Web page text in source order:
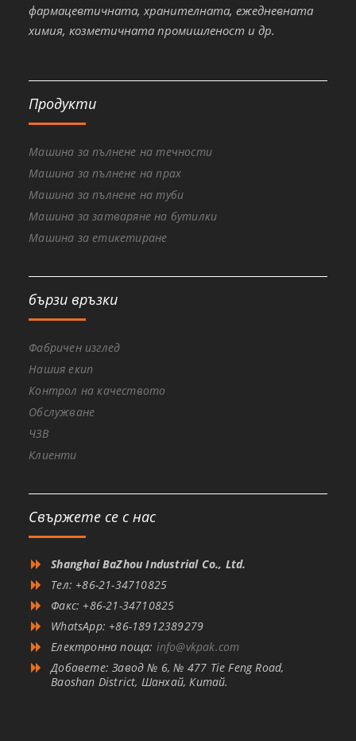
фармацевтичната, хранителната, ежедневната
химия, козметичната промишленост и др.
Продукти
Машина за пълнене на течности
Машина за пълнене на прах
Машина за пълнене на туби
Машина за затваряне на бутилки
Машина за етикетиране
бързи връзки
Фабричен изглед
Нашия екип
Контрол на качеството
Обслужване
ЧЗВ
Клиенти
Свържете се с нас
Shanghai BaZhou Industrial Co., Ltd.
Тел: +86-21-34710825
Факс: +86-21-34710825
WhatsApp: +86-18912389279
Електронна поща: info@vkpak.com
Добавете: Завод № 6, № 477 Tie Feng Road,
Baoshan District, Шанхай, Китай.